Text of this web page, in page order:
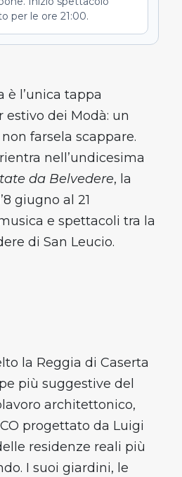
per le ore 21:00.
è l’unica tappa
dei Modà: un
farsela scappare.
nell’undicesima
da Belvedere, la
giugno al 21
e spettacoli tra la
di San Leucio.
la Reggia di Caserta
più suggestive del
architettonico,
progettato da Luigi
residenze reali più
I suoi giardini, le